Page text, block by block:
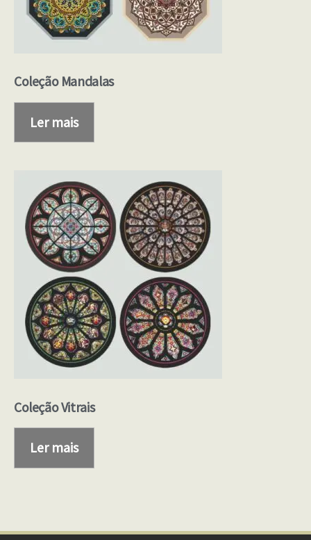
Coleção Mandalas
Ler mais
Coleção Vitrais
Ler mais